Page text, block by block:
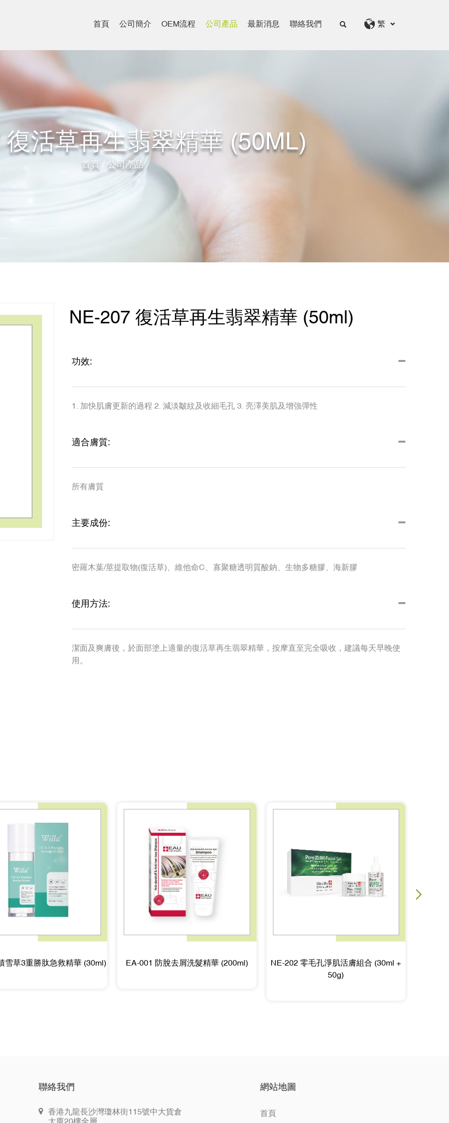
首頁 公司簡介 OEM流程 公司產品 最新消息 聯絡我們 繁
活草再生翡翠精華 (50ML)
首頁 / 公司產品
NE-207 復活草再生翡翠精華 (50ml)
功效:
1. 加快肌膚更新的過程 2. 減淡皺紋及收細毛孔 3. 亮澤美肌及增強彈性
適合膚質:
所有膚質
主要成份:
密羅木葉/莖提取物(復活草)、維他命C、寡聚糖透明質酸鈉、生物多糖膠、海新膠
使用方法:
潔面及爽膚後，於面部塗上適量的復活草再生翡翠精華，按摩直至完全吸收，建議每天早晚使
用。
雪草3重勝肽急救精華 (30ml) EA-001 防脫去屑洗髮精華 (200ml)
NE-202 零毛孔淨肌活膚組合 (30ml +
50g)
聯絡我們
香港九龍長沙灣瓊林街115號中大貨倉
大廈20樓全層
網站地圖
首頁